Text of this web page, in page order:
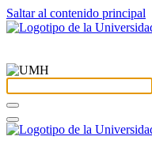
Saltar al contenido principal